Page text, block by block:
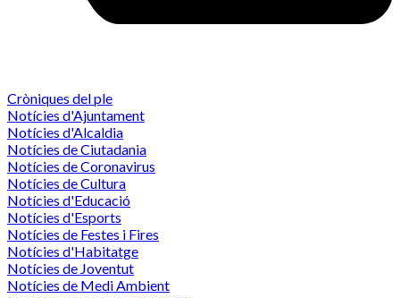
Cròniques del ple
Notícies d'Ajuntament
Notícies d'Alcaldia
Notícies de Ciutadania
Notícies de Coronavirus
Notícies de Cultura
Notícies d'Educació
Notícies d'Esports
Notícies de Festes i Fires
Notícies d'Habitatge
Notícies de Joventut
Notícies de Medi Ambient